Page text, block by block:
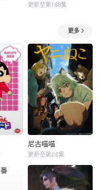
更新至第188集
更多
尼古喵喵
更新至第06集